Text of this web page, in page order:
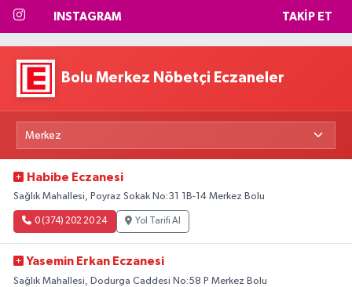
INSTAGRAM TAKIP ET
Bolu Merkez Nöbetçi Eczaneler
Habibe Eczanesi
Sağlık Mahallesi, Poyraz Sokak No:31 1B-14 Merkez Bolu
0 (374) 202 20 24 Yol Tarifi Al
Yasemin Erkan Eczanesi
Sağlık Mahallesi, Dodurga Caddesi No:58 P Merkez Bolu